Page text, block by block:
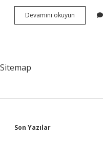
Devamını okuyun
Sap
Sitemap
Sidebar
Son Yazılar